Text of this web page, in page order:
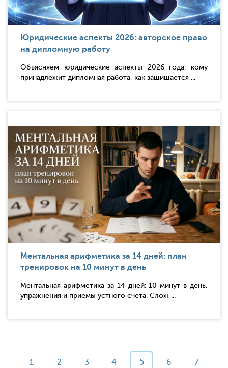
Юридические аспекты 2026: авторское право
на дипломную работу
Объясняем юридические аспекты 2026 года: кому
принадлежит дипломная работа, как защищается ...
Ментальная арифметика за 14 дней: план
тренировок на 10 минут в день
Ментальная арифметика за 14 дней: 10 минут в день,
упражнения и приёмы устного счёта. Слож ...
1 2 3 4 5 6 7